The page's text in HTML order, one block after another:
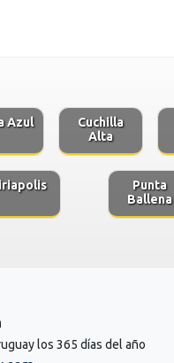
Azul
Cuchilla
Alta
Punta
Ballena
los 365 días del año